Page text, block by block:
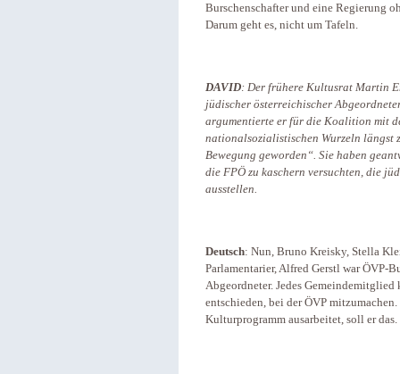
Burschenschafter und eine Regierung
Darum geht es, nicht um Tafeln.
DAVID: Der frühere Kultusrat Martin
jüdischer österreichischer
argumentierte er für die Koalition mit
nationalsozialistischen Wurzeln längst
Bewegung geworden“. Sie haben
die FPÖ zu kaschern versuchten, die
ausstellen.
Deutsch: Nun, Bruno Kreisky, Stella
Parlamentarier, Alfred Gerstl war ÖVP-
Abgeordneter. Jedes
entschieden, bei der ÖVP
Kulturprogramm ausarbeitet, soll er das.